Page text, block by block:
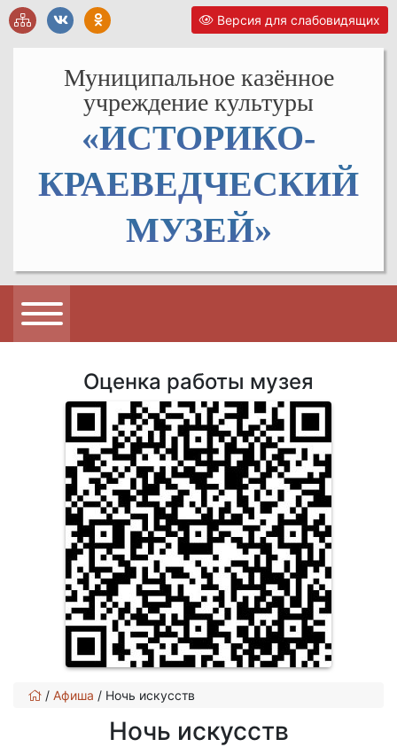
Версия для слабовидящих
Муниципальное казённое
учреждение культуры
«ИСТОРИКО-
КРАЕВЕДЧЕСКИЙ
МУЗЕЙ»
Оценка работы музея
/ Афиша / Ночь искусств
Ночь искусств